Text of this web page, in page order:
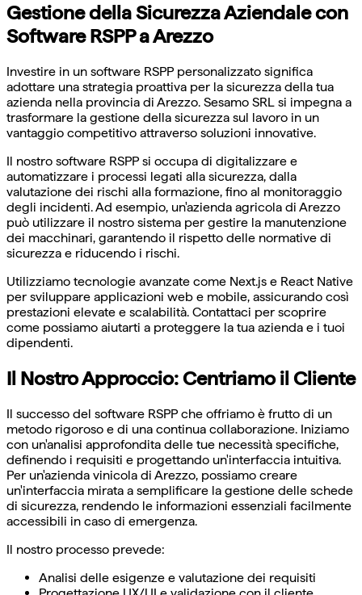
Gestione della Sicurezza Aziendale con
Software RSPP a Arezzo
Investire in un software RSPP personalizzato significa
adottare una strategia proattiva per la sicurezza della tua
azienda nella provincia di Arezzo. Sesamo SRL si impegna a
trasformare la gestione della sicurezza sul lavoro in un
vantaggio competitivo attraverso soluzioni innovative.
Il nostro software RSPP si occupa di digitalizzare e
automatizzare i processi legati alla sicurezza, dalla
valutazione dei rischi alla formazione, fino al monitoraggio
degli incidenti. Ad esempio, un'azienda agricola di Arezzo
può utilizzare il nostro sistema per gestire la manutenzione
dei macchinari, garantendo il rispetto delle normative di
sicurezza e riducendo i rischi.
Utilizziamo tecnologie avanzate come Next.js e React Native
per sviluppare applicazioni web e mobile, assicurando così
prestazioni elevate e scalabilità. Contattaci per scoprire
come possiamo aiutarti a proteggere la tua azienda e i tuoi
dipendenti.
Il Nostro Approccio: Centriamo il Cliente
Il successo del software RSPP che offriamo è frutto di un
metodo rigoroso e di una continua collaborazione. Iniziamo
con un'analisi approfondita delle tue necessità specifiche,
definendo i requisiti e progettando un'interfaccia intuitiva.
Per un'azienda vinicola di Arezzo, possiamo creare
un'interfaccia mirata a semplificare la gestione delle schede
di sicurezza, rendendo le informazioni essenziali facilmente
accessibili in caso di emergenza.
Il nostro processo prevede:
Analisi delle esigenze e valutazione dei requisiti